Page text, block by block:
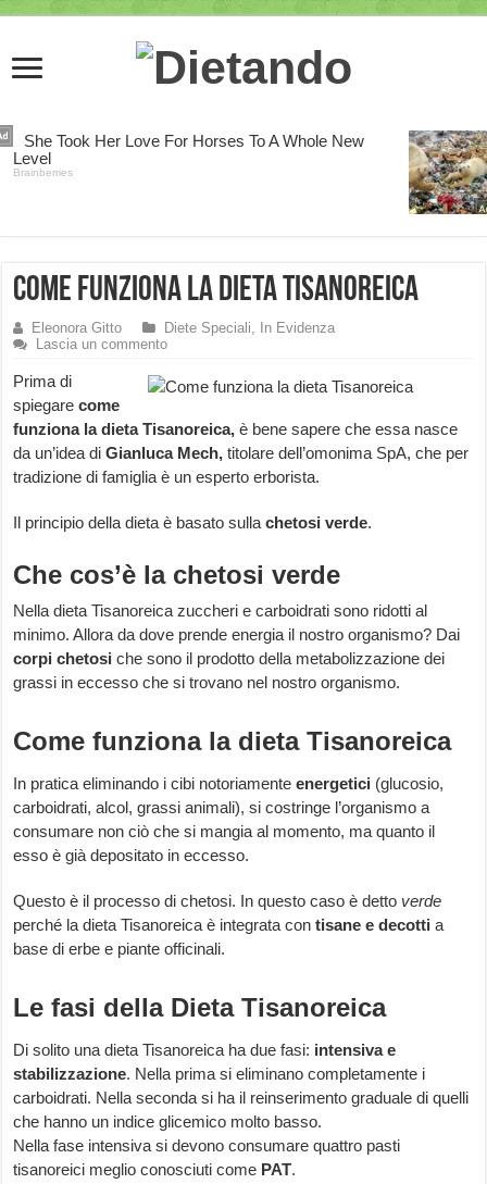
Come funziona la dieta Tisanoreica
Eleonora Gitto Diete Speciali,
In Evidenza
Lascia un commento
Prima di
spiegarecome
funziona la dieta Tisanoreica, è bene sapere che essa nasce
da un’idea diGianluca Mech, titolare dell’omonima SpA, che per
tradizione di famiglia è un esperto erborista.
Il principio della dieta è basato sullachetosi verde.
Che cos’è la chetosi verde
Nella dieta Tisanoreica zuccheri e carboidrati sono ridotti al
minimo. Allora da dove prende energia il nostro organismo? Dai
corpi chetosi che sono il prodotto della metabolizzazione dei
grassi in eccesso che si trovano nel nostro organismo.
Come funziona la dieta Tisanoreica
In pratica eliminando i cibi notoriamente energetici (glucosio,
carboidrati, alcol, grassi animali), si costringe l’organismo a
consumare non ciò che si mangia al momento, ma quanto il
esso è già depositato in eccesso.
Questo è il processo di chetosi. In questo caso è detto verde
perché la dieta Tisanoreica è integrata contisane e decotti a
base di erbe e piante officinali.
Le fasi della Dieta Tisanoreica
Di solito una dieta Tisanoreica ha due fasi: intensiva e
stabilizzazione. Nella prima si eliminano completamente i
carboidrati. Nella seconda si ha il reinserimento graduale di quelli
che hanno un indice glicemico molto basso.
Nella fase intensiva si devono consumare quattro pasti
tisanoreici meglio conosciuti come PAT.